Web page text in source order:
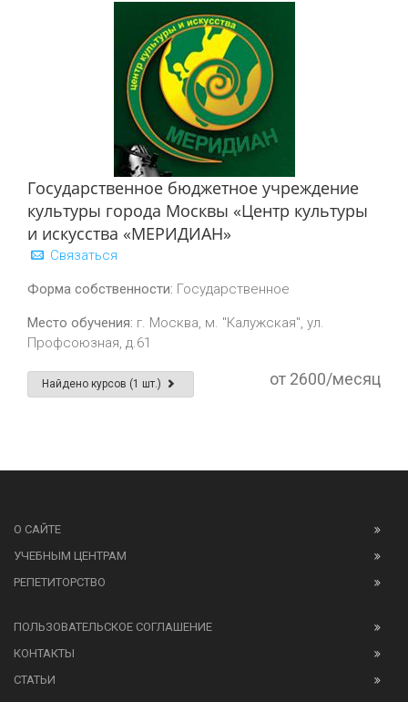
Государственное бюджетное учреждение
культуры города Москвы «Центр культуры
и искусства «МЕРИДИАН»
Связаться
Форма собственности: Государственное
Место обучения: г. Москва, м. "Калужская", ул.
Профсоюзная, д.61
Найдено курсов (1 шт.) от 2600/месяц
О САЙТЕ
УЧЕБНЫМ ЦЕНТРАМ
РЕПЕТИТОРСТВО
ПОЛЬЗОВАТЕЛЬСКОЕ СОГЛАШЕНИЕ
КОНТАКТЫ
СТАТЬИ